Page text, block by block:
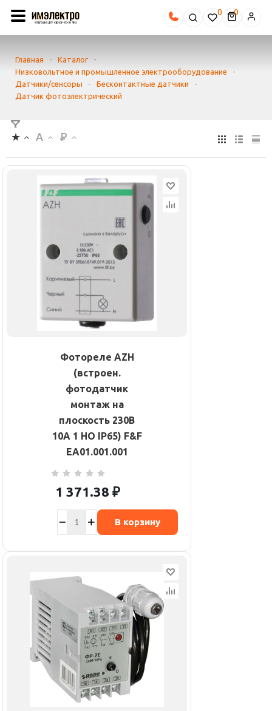
0
Главная - Каталог
-
Низковольтное и промышленное электрооборудование
-
Датчики/сенсоры
- Бесконтактные датчики
-
Датчик фотоэлектрический
Фотореле AZH
(встроен.
фотодатчик
монтаж на
плоскость 230В
10А 1 НО IP65) F&F
EA01.001.001
1 371.38 ₽
В корзину